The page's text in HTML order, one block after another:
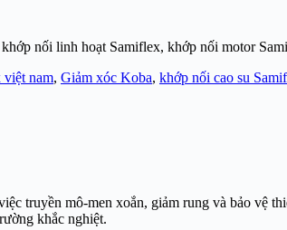
nối linh hoạt Samiflex, khớp nối motor
việt nam, Giảm xóc Koba, khớp nối cao su
truyền mô-men xoắn, giảm rung và bảo vệ
khắc nghiệt.